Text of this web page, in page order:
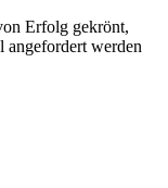
Erfolg gekrönt,
angefordert werden